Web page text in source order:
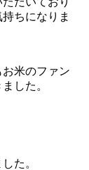
ちになりま
お米のファン
した。
た。